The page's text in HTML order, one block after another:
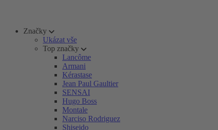
Značky
Ukázat vše
Top značky
Lancôme
Armani
Kérastase
Jean Paul Gaultier
SENSAI
Hugo Boss
Montale
Narciso Rodriguez
Shiseido